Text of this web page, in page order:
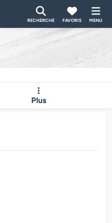
RECHERCHE FAVORIS MENU
Plus